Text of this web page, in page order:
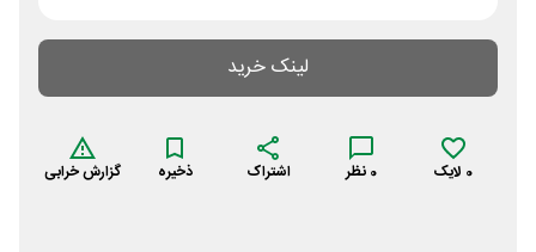
لینک خرید
0 لایک 0 نظر اشتراک ذخیره گزارش خرابی